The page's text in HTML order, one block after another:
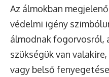
Az álmokban
védelmi igény
álmodnak fogorvosról,
szükségük van
vagy belső